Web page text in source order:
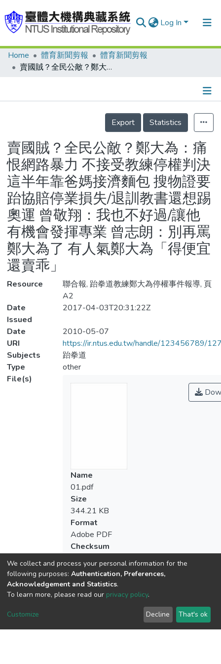
Log In
Communities & Collections
Statistics
Home 體育新聞剪報
體育新聞剪報
賣國賊？全民公敵？鄭大為：痛恨網路暴力 不接受教練停權判決 這半年靠爸媽接濟麵包 搜物證要跆協賠停業損失/退訓教書還想踢奧運 曾敬翔：我也不好過/讓他有機會發揮專業 曾志朗：別再罵鄭大為了 有人氣鄭大為「得便宜還賣乖」
Details
Export
Statistics
賣國賊？全民公敵？鄭大為：痛
恨網路暴力 不接受教練停權判決
這半年靠爸媽接濟麵包 搜物證要
跆協賠停業損失/退訓教書還想踢
奧運 曾敬翔：我也不好過/讓他
有機會發揮專業 曾志朗：別再罵
鄭大為了 有人氣鄭大為「得便宜
還賣乖」
Resource
聯合報, 跆拳道教練鄭大為停權事件報導, 頁
A2
Date
Issued
2017-04-03T20:31:22Z
Date
2010-05-07
URI
https://ir.ntus.edu.tw/handle/123456789/
Subjects
跆拳道
Type
other
File(s)
Name
01.pdf
Size
344.21 KB
Format
Adobe PDF
Checksum
View metrics
Acquisition Date
We collect and process your personal information for the
following purposes: Authentication, Preferences,
Acknowledgement and Statistics.
To learn more, please read our privacy policy.
Customize Decline That's ok